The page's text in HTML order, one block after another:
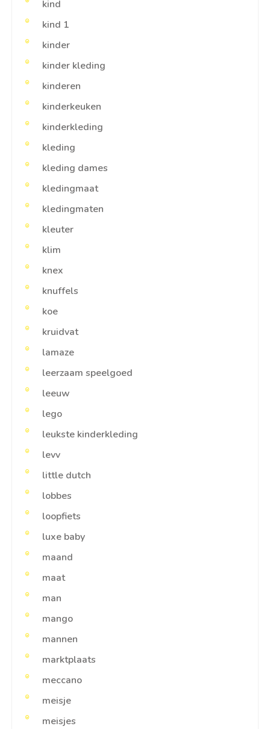
kind
kind 1
kinder
kinder kleding
kinderen
kinderkeuken
kinderkleding
kleding
kleding dames
kledingmaat
kledingmaten
kleuter
klim
knex
knuffels
koe
kruidvat
lamaze
leerzaam speelgoed
leeuw
lego
leukste kinderkleding
levv
little dutch
lobbes
loopfiets
luxe baby
maand
maat
man
mango
mannen
marktplaats
meccano
meisje
meisjes